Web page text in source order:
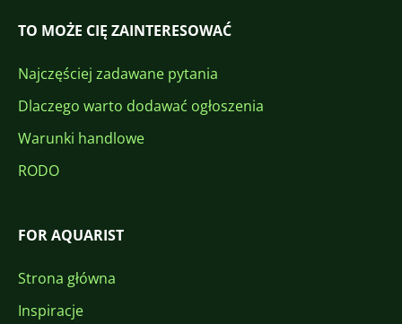
TO MOŻE CIĘ ZAINTERESOWAĆ
Najczęściej zadawane pytania
Dlaczego warto dodawać ogłoszenia
Warunki handlowe
RODO
FOR AQUARIST
Strona główna
Inspiracje